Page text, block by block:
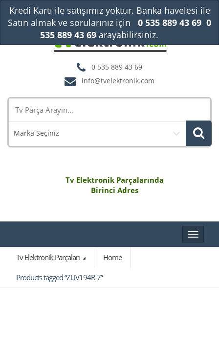
0 535 889 43 69
info@tvelektronik.com
Marka Seçiniz
Tv Elektronik Parçalarında
Birinci Adres
Toggle
Tv Elektronik Parçaları
Home
Products tagged “ZUV194R-7”
Kredi Kartı ile satışımız yoktur. Banka havelesi ile
Satın almak ve sorularınız için
0 535 889 43 69 0
535 889 43 69arayabilirsiniz.